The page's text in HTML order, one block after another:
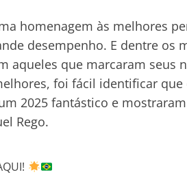
homenagem às melhores
desempenho. E dentre os
aqueles que marcaram seus
foi fácil identificar que
2025 fantástico e
Rego.